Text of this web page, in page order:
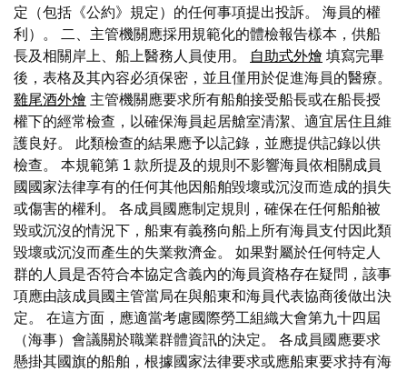
定（包括《公約》規定）的任何事項提出投訴。 海員的權
利）。 二、主管機關應採用規範化的體檢報告樣本，供船
長及相關岸上、船上醫務人員使用。
自助式外燴 填寫完畢
後，表格及其內容必須保密，並且僅用於促進海員的醫療。
雞尾酒外燴 主管機關應要求所有船舶接受船長或在船長授
權下的經常檢查，以確保海員起居艙室清潔、適宜居住且維
護良好。 此類檢查的結果應予以記錄，並應提供記錄以供
檢查。 本規範第 1 款所提及的規則不影響海員依相關成員
國國家法律享有的任何其他因船舶毀壞或沉沒而造成的損失
或傷害的權利。 各成員國應制定規則，確保在任何船舶被
毀或沉沒的情況下，船東有義務向船上所有海員支付因此類
毀壞或沉沒而產生的失業救濟金。 如果對屬於任何特定人
群的人員是否符合本協定含義內的海員資格存在疑問，該事
項應由該成員國主管當局在與船東和海員代表協商後做出決
定。 在這方面，應適當考慮國際勞工組織大會第九十四屆
（海事）會議關於職業群體資訊的決定。 各成員國應要求
懸掛其國旗的船舶，根據國家法律要求或應船東要求持有海